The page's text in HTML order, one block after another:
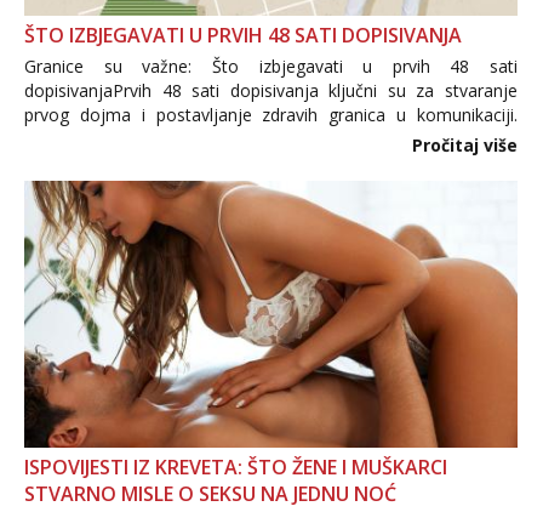
ŠTO IZBJEGAVATI U PRVIH 48 SATI DOPISIVANJA
Granice su važne: Što izbjegavati u prvih 48 sati
dopisivanjaPrvih 48 sati dopisivanja ključni su za stvaranje
prvog dojma i postavljanje zdravih granica u komunikaciji.
Važno je izbjeći prebrzo otkrivanje osobnih ili intimnih
informacija, jer nepoznata osoba još nije zaslužila to
povjerenje. Takođe...
Pročitaj više
ISPOVIJESTI IZ KREVETA: ŠTO ŽENE I MUŠKARCI
STVARNO MISLE O SEKSU NA JEDNU NOĆ